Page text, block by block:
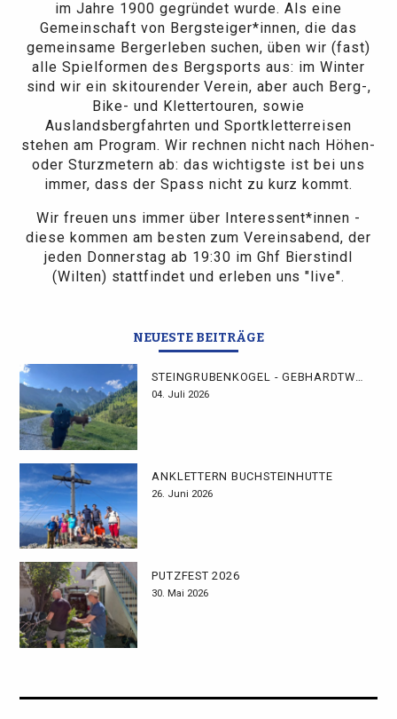
im Jahre 1900 gegründet wurde. Als eine
Gemeinschaft von Bergsteiger*innen, die das
gemeinsame Bergerleben suchen, üben wir (fast)
alle Spielformen des Bergsports aus: im Winter
sind wir ein skitourender Verein, aber auch Berg-,
Bike- und Klettertouren, sowie
Auslandsbergfahrten und Sportkletterreisen
stehen am Program. Wir rechnen nicht nach Höhen-
oder Sturzmetern ab: das wichtigste ist bei uns
immer, dass der Spass nicht zu kurz kommt.
Wir freuen uns immer über Interessent*innen -
diese kommen am besten zum Vereinsabend, der
jeden Donnerstag ab 19:30 im Ghf Bierstindl
(Wilten) stattfindet und erleben uns "live".
NEUESTE BEITRÄGE
STEINGRUBENKOGEL - GEBHARDTWEG
04. Juli 2026
ANKLETTERN BUCHSTEINHÜTTE
26. Juni 2026
PUTZFEST 2026
30. Mai 2026